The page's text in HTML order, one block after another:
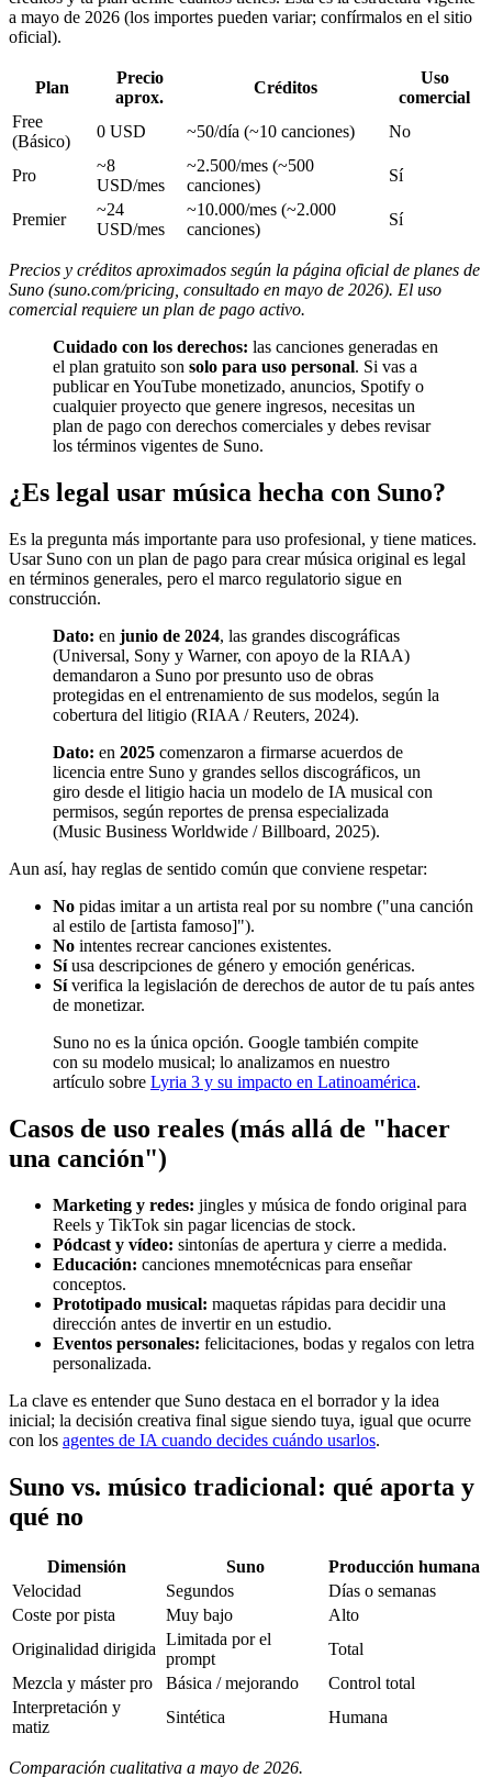
a mayo de 2026 (los importes pueden variar; confírmalos en el sitio
oficial).
Plan
Precio
aprox.
Créditos
Uso
comercial
Free
(Básico)
0 USD ~50/día (~10 canciones) No
Pro
~8
USD/mes
~2.500/mes (~500
canciones)
Sí
Premier
~24
USD/mes
~10.000/mes (~2.000
canciones)
Sí
Precios y créditos aproximados según la página oficial de planes de
Suno (suno.com/pricing, consultado en mayo de 2026). El uso
comercial requiere un plan de pago activo.
Cuidado con los derechos: las canciones generadas en
el plan gratuito son solo para uso personal. Si vas a
publicar en YouTube monetizado, anuncios, Spotify o
cualquier proyecto que genere ingresos, necesitas un
plan de pago con derechos comerciales y debes revisar
los términos vigentes de Suno.
¿Es legal usar música hecha con Suno?
Es la pregunta más importante para uso profesional, y tiene matices.
Usar Suno con un plan de pago para crear música original es legal
en términos generales, pero el marco regulatorio sigue en
construcción.
Dato: en junio de 2024, las grandes discográficas
(Universal, Sony y Warner, con apoyo de la RIAA)
demandaron a Suno por presunto uso de obras
protegidas en el entrenamiento de sus modelos, según la
cobertura del litigio (RIAA / Reuters, 2024).
Dato: en 2025 comenzaron a firmarse acuerdos de
licencia entre Suno y grandes sellos discográficos, un
giro desde el litigio hacia un modelo de IA musical con
permisos, según reportes de prensa especializada
(Music Business Worldwide / Billboard, 2025).
Aun así, hay reglas de sentido común que conviene respetar:
No pidas imitar a un artista real por su nombre ("una canción
al estilo de [artista famoso]").
No intentes recrear canciones existentes.
Síusa descripciones de género y emoción genéricas.
Síverifica la legislación de derechos de autor de tu país antes
de monetizar.
Suno no es la única opción. Google también compite
con su modelo musical; lo analizamos en nuestro
artículo sobre Lyria 3 y su impacto en Latinoamérica.
Casos de uso reales (más allá de "hacer
una canción")
Marketing y redes: jingles y música de fondo original para
Reels y TikTok sin pagar licencias de stock.
Pódcast y vídeo: sintonías de apertura y cierre a medida.
Educación: canciones mnemotécnicas para enseñar
conceptos.
Prototipado musical: maquetas rápidas para decidir una
dirección antes de invertir en un estudio.
Eventos personales: felicitaciones, bodas y regalos con letra
personalizada.
La clave es entender que Suno destaca en el borrador y la idea
inicial; la decisión creativa final sigue siendo tuya, igual que ocurre
con los agentes de IA cuando decides cuándo usarlos.
Suno vs. músico tradicional: qué aporta y
qué no
Dimensión Suno
Producción humana
Velocidad
Segundos
Días o semanas
Coste por pista
Muy bajo
Alto
Originalidad dirigida
Limitada por el
prompt
Total
Mezcla y máster pro
Básica / mejorando
Control total
Interpretación y
matiz
Sintética Humana
Comparación cualitativa a mayo de 2026.